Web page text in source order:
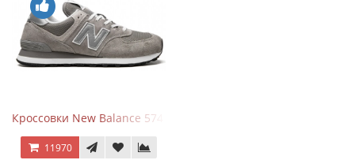
Кроссовки New Balance 574 Grey White Silver
11970